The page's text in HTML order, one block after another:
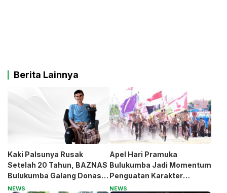
Berita Lainnya
Kaki Palsunya Rusak
Setelah 20 Tahun, BAZNAS
Bulukumba Galang Donasi
untuk Pak Pardi
NEWS
Apel Hari Pramuka
Bulukumba Jadi Momentum
Penguatan Karakter
Generasi Muda
NEWS